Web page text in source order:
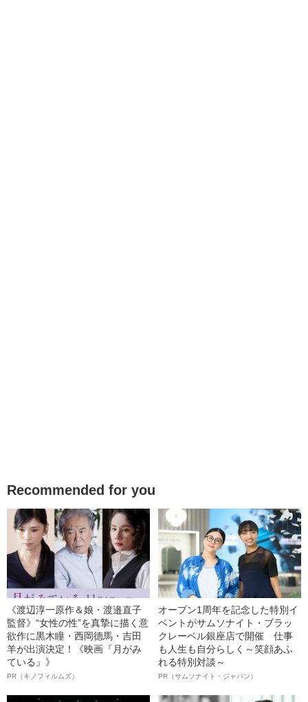
Recommended for you
《渡辺淳一原作＆娘・渡邉直子
監督》“女性の性”を真摯に描く意
欲作に黒木瞳・西岡德馬・吉田
羊が出演決定！《映画『月がみ
ている』》
PR（キノフィルムズ）
オープン1周年を記念した特別イ
ベントがサムソナイト・ブラッ
クレーベル銀座店で開催 仕事
も人生も自分らしく～笑顔あふ
れる特別対談～
PR（サムソナイト・ジャパン）